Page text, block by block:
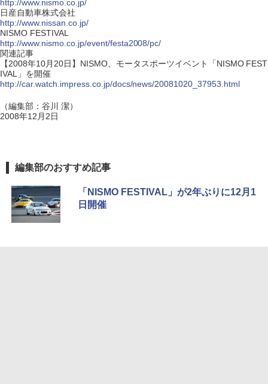
http://www.nismo.co.jp/
日産自動車株式会社
http://www.nissan.co.jp/
NISMO FESTIVAL
http://www.nismo.co.jp/event/festa2008/pc/
関連記事
【2008年10月20日】NISMO、モータスポーツイベント「NISMO FEST
IVAL」を開催
http://car.watch.impress.co.jp/docs/news/20081020_37953.html
（編集部：谷川 潔）
2008年12月2日
編集部のおすすめ記事
「NISMO FESTIVAL」が2年ぶりに12月1
日開催